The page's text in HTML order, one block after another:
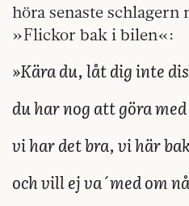
höra senaste
»Flickor bak i bilen«:
»Kära du, låt dig inte
du har nog att göra
vi har det bra, vi här
och vill ej va´med om